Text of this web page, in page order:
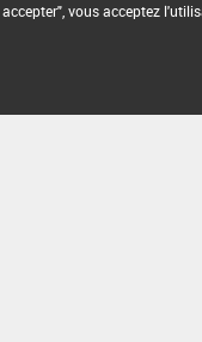
vous acceptez